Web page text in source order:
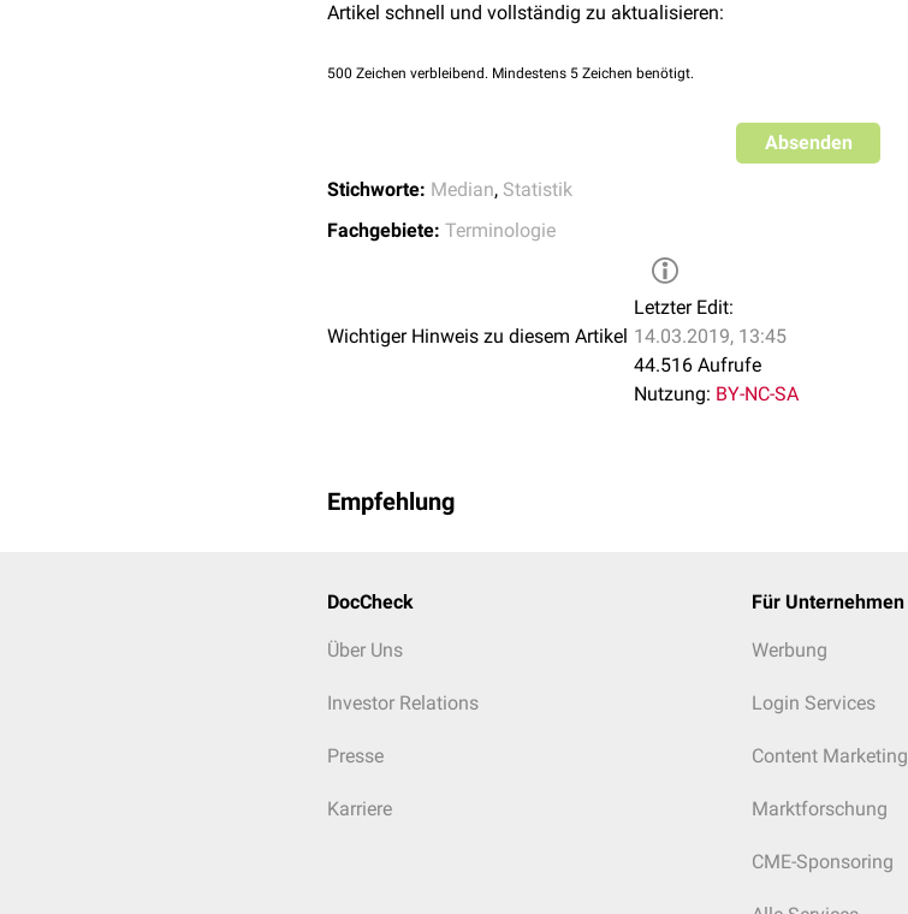
Artikel schnell und vollständig zu aktualisieren:
500 Zeichen verbleibend. Mindestens 5 Zeichen benötigt.
Absenden
Stichworte: Median, Statistik
Fachgebiete: Terminologie
Wichtiger Hinweis zu diesem Artikel
Letzter Edit:
14.03.2019, 13:45
44.516 Aufrufe
Nutzung: BY-NC-SA
Empfehlung
DocCheck
Über Uns
Investor Relations
Presse
Karriere
Für Unternehmen
Werbung
Login Services
Content Marketing
Marktforschung
CME-Sponsoring